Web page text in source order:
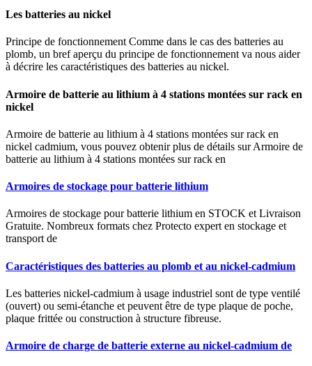
Les batteries au nickel
Principe de fonctionnement Comme dans le cas des batteries au
plomb, un bref aperçu du principe de fonctionnement va nous aider
à décrire les caractéristiques des batteries au nickel.
Armoire de batterie au lithium à 4 stations montées sur rack en
nickel
Armoire de batterie au lithium à 4 stations montées sur rack en
nickel cadmium, vous pouvez obtenir plus de détails sur Armoire de
batterie au lithium à 4 stations montées sur rack en
Armoires de stockage pour batterie lithium
Armoires de stockage pour batterie lithium en STOCK et Livraison
Gratuite. Nombreux formats chez Protecto expert en stockage et
transport de
Caractéristiques des batteries au plomb et au nickel-cadmium
Les batteries nickel-cadmium à usage industriel sont de type ventilé
(ouvert) ou semi-étanche et peuvent être de type plaque de poche,
plaque frittée ou construction à structure fibreuse.
Armoire de charge de batterie externe au nickel-cadmium de